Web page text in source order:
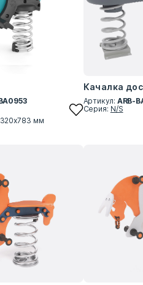
мм
Качалка
Артикул: ARB-
Серия: N/S